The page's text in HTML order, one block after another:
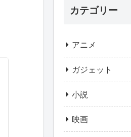
カテゴリー
アニメ
ガジェット
小説
映画